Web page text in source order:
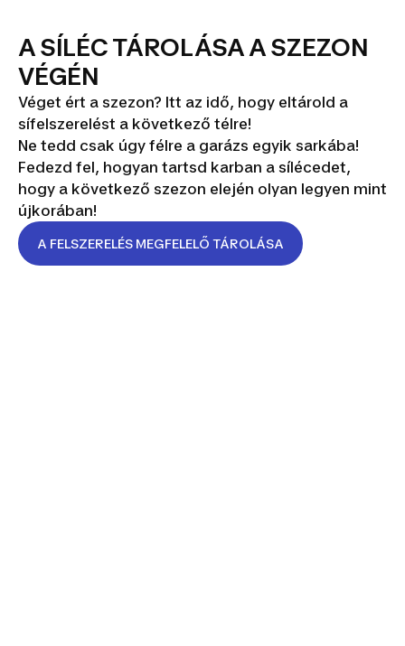
A SÍLÉC TÁROLÁSA A SZEZON
VÉGÉN
Véget ért a szezon? Itt az idő, hogy eltárold a
sífelszerelést a következő télre!
Ne tedd csak úgy félre a garázs egyik sarkába!
Fedezd fel, hogyan tartsd karban a sílécedet,
hogy a következő szezon elején olyan legyen mint
újkorában!
A FELSZERELÉS MEGFELELŐ TÁROLÁSA